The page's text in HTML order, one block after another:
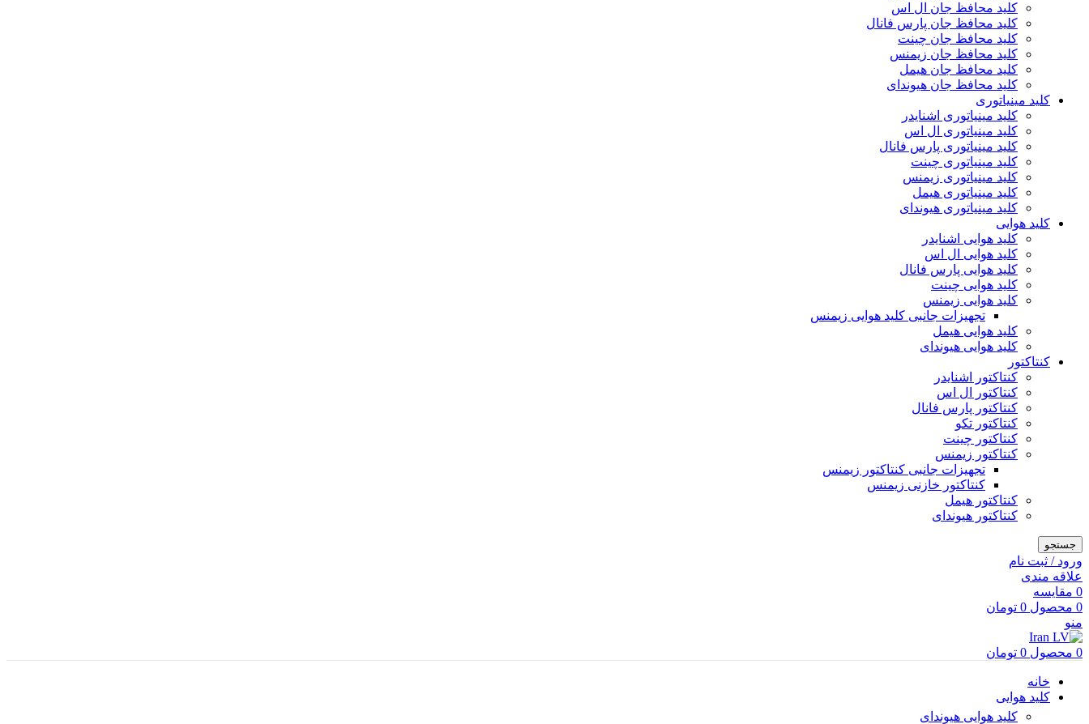
کلید محافظ جان ال اس
کلید محافظ جان پارس فانال
کلید محافظ جان چینت
کلید محافظ جان زیمنس
کلید محافظ جان هیمل
کلید محافظ جان هیوندای
کلید مینیاتوری
کلید مینیاتوری اشنایدر
کلید مینیاتوری ال اس
کلید مینیاتوری پارس فانال
کلید مینیاتوری چینت
کلید مینیاتوری زیمنس
کلید مینیاتوری هیمل
کلید مینیاتوری هیوندای
کلید هوایی
کلید هوایی اشنایدر
کلید هوایی ال اس
کلید هوایی پارس فانال
کلید هوایی چینت
کلید هوایی زیمنس
تجهیزات جانبی کلید هوایی زیمنس
کلید هوایی هیمل
کلید هوایی هیوندای
کنتاکتور
کنتاکتور اشنایدر
کنتاکتور ال اس
کنتاکتور پارس فانال
کنتاکتور تکو
کنتاکتور چینت
کنتاکتور زیمنس
تجهیزات جانبی کنتاکتور زیمنس
کنتاکتور خازنی زیمنس
کنتاکتور هیمل
کنتاکتور هیوندای
جستجو
ورود / ثبت نام
علاقه مندی
0 مقایسه
0 محصول 0 تومان
منو
0 محصول 0 تومان
خانه
کلید هوایی
کلید هوایی هیوندای